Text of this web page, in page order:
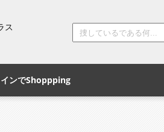
ス
ンでShoppping